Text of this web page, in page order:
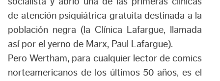
de atención psiquiátrica gratuita destinada a la
población negra (la Clínica Lafargue, llamada
así por el yerno de Marx, Paul Lafargue).
Pero Wertham, para cualquier lector de comics
norteamericanos de los últimos 50 años, es el